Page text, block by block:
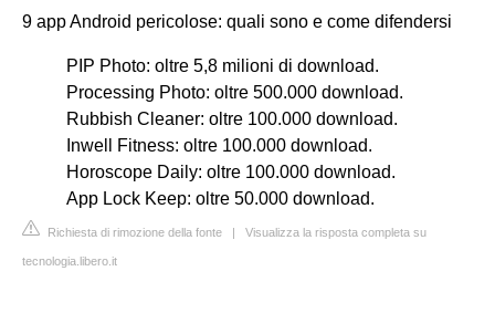
9 app Android pericolose: quali sono e come difendersi
PIP Photo: oltre 5,8 milioni di download.
Processing Photo: oltre 500.000 download.
Rubbish Cleaner: oltre 100.000 download.
Inwell Fitness: oltre 100.000 download.
Horoscope Daily: oltre 100.000 download.
App Lock Keep: oltre 50.000 download.
Richiesta di rimozione della fonte | Visualizza la risposta completa su
tecnologia.libero.it